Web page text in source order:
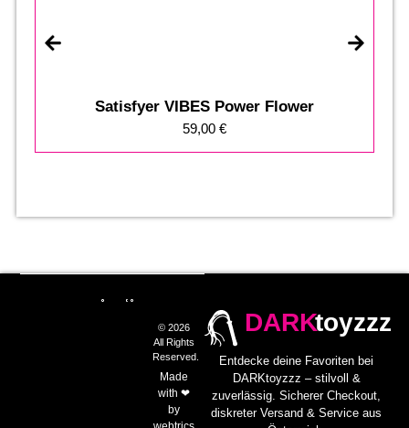
Satisfyer VIBES Power Flower
59,00 €
DARKtoyzzz
Entdecke deine Favoriten bei
DARKtoyzzz – stilvoll &
zuverlässig. Sicherer Checkout,
diskreter Versand & Service aus
© 2026
All Rights
Reserved.
Made
with ❤
by